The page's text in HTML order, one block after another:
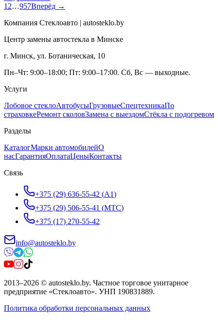
1 2…957Вперёд →
Компания Стеклоавто | autosteklo.by
Центр замены автостекла в Минске
г. Минск, ул. Ботаническая, 10
Пн–Чт: 9:00–18:00; Пт: 9:00–17:00. Сб, Вс — выходные.
Услуги
Лобовое стеклоАвтобусыГрузовыеСпецтехникаПо
страховкеРемонт сколовЗамена с выездомСтёкла с подогревом
Разделы
КаталогМарки автомобилейО
насГарантияОплатаЦеныКонтакты
Связь
+375 (29) 636-55-42 (A1)
+375 (29) 506-55-41 (МТС)
+375 (17) 270-55-42
info@autosteklo.by
2013–2026 © autosteklo.by. Частное торговое унитарное
предприятие «Стеклоавто». УНП 190831889.
Политика обработки персональных данных